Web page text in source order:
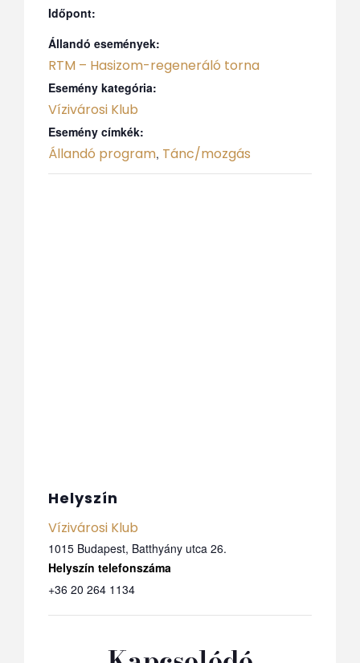
Időpont:
Állandó események:
RTM – Hasizom-regeneráló torna
Esemény kategória:
Vízivárosi Klub
Esemény címkék:
Állandó program, Tánc/mozgás
Helyszín
Vízivárosi Klub
1015 Budapest, Batthyány utca 26.
+36 20 264 1134